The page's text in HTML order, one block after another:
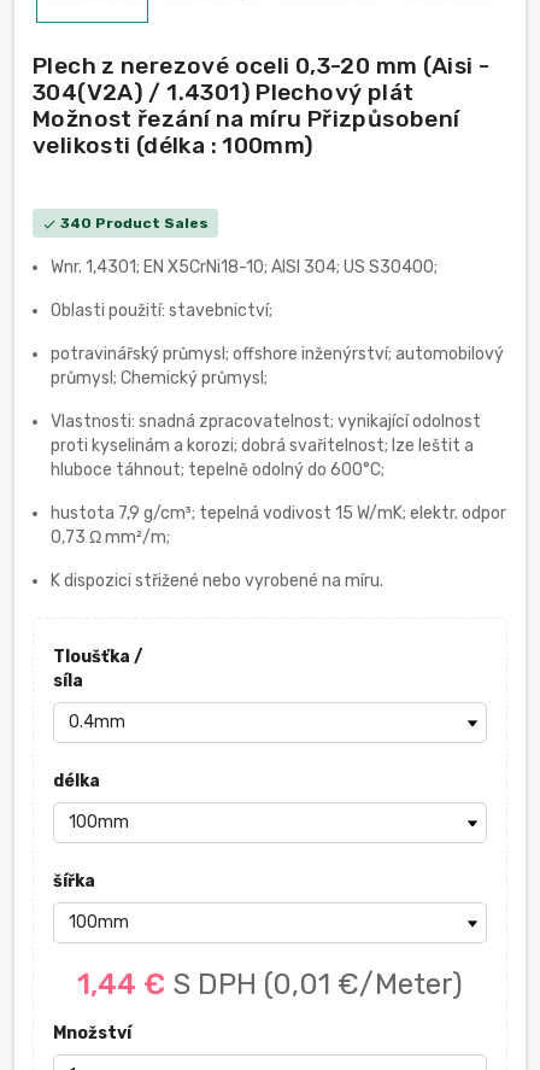
Plech z nerezové oceli 0,3-20 mm (Aisi -
304(V2A) / 1.4301) Plechový plát
Možnost řezání na míru Přizpůsobení
velikosti (délka : 100mm)
check 340 Product Sales
Wnr. 1,4301; EN X5CrNi18-10; AISI 304; US S30400;
Oblasti použití: stavebnictví;
potravinářský průmysl; offshore inženýrství; automobilový
průmysl; Chemický průmysl;
Vlastnosti: snadná zpracovatelnost; vynikající odolnost
proti kyselinám a korozi; dobrá svařitelnost; lze leštit a
hluboce táhnout; tepelně odolný do 600°C;
hustota 7,9 g/cm³; tepelná vodivost 15 W/mK; elektr. odpor
0,73 Ω mm²/m;
K dispozici střižené nebo vyrobené na míru.
Tloušťka /
síla
délka
šířka
1,44 € S DPH (0,01 €/Meter)
Množství